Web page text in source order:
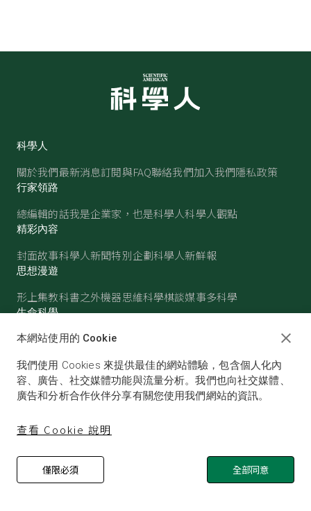
科學人
關於我們最新消息訂閱與FAQ聯絡我們加入我們隱私政策
行家領路
總編輯的話我是企業家，也是科學人科學人觀點
精彩內容
封面故事科學人新聞特別企劃科學人新鮮報
思想漫遊
形上集教科書之外機器思維科學棋談媒事多科學
生命科學
醫學古生物心理學生態學
物理 化學地球科學天文
© SCIENTIFIC AMERICAN, A DIVISION OF NATURE
AMERICA, INC.ALL RIGHTS RESERVED.
本網站使用的 Cookie
我們使用 Cookies 來提供最佳的網站體驗，包含個人化內
容、廣告、社交媒體功能與流量分析。我們也向社交媒體、
廣告和分析合作伙伴分享有關您使用我們網站的資訊。
查看 Cookie 說明
僅限必須 全部同意